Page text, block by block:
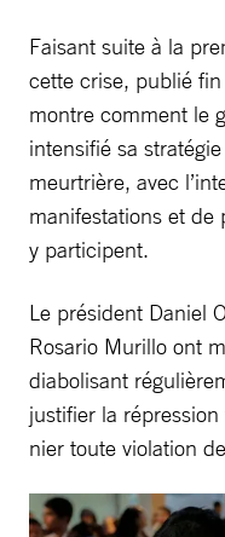
Faisant suite à la
cette crise, publié
montre comment le
intensifié sa
meurtrière, avec
manifestations et de
y participent.
Le président Daniel
Rosario Murillo ont
diabolisant
justifier la
nier toute violation